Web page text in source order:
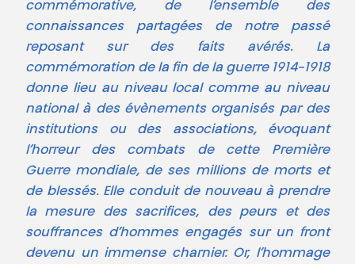
commémorative, de l’ensemble des
connaissances partagées de notre passé
reposant sur des faits avérés. La
commémoration de la fin de la guerre 1914-1918
donne lieu au niveau local comme au niveau
national à des évènements organisés par des
institutions ou des associations, évoquant
l’horreur des combats de cette Première
Guerre mondiale, de ses millions de morts et
de blessés. Elle conduit de nouveau à prendre
la mesure des sacrifices, des peurs et des
souffrances d’hommes engagés sur un front
devenu un immense charnier. Or, l’hommage